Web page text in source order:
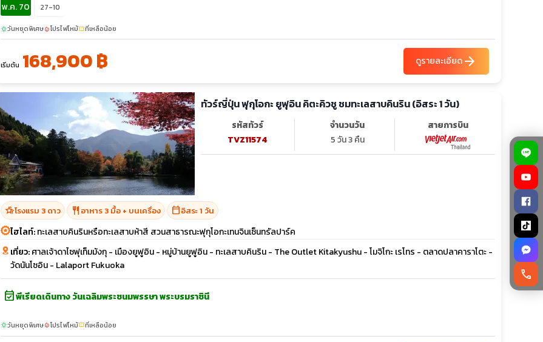
พ.ค. 70
27-10
sunnyวันหยุดพิเศษlocal_fire_departmentโปรไฟไหม้confirmation_numberที่เหลือน้อย
เริ่มต้น 168,900 ฿ ดูรายละเอียดarrow_forward
ทัวร์ญี่ปุ่น ฟุกุโอกะ ยูฟุอิน คิตะคิวชู ชมทะเลสาบคินริน (อิสระ 1 วัน)
รหัสทัวร์
TVZ11574
จำนวนวัน
5 วัน 3 คืน
สายการบิน
hotel_classโรงแรม 3 ดาว restaurant อาหาร 3 มื้อ + บนเครื่อง calendar_todayอิสระ 1 วัน
ไฮไลท์:ทะเลสาบคินรินหรือทะเลสาบห้าสี สวนสาธารณะฟุกุโอกะเทนจินเซ็นทรัลปาร์ค
เที่ยว:ศาลเจ้าดาไซฟุเท็มมังกุ - เมืองยูฟูอิน - หมู่บ้านยูฟูอิน - ทะเลสาบคินริน - The Outlet Kitakyushu - โมจิโกะ เรโทร - ตลาดปลาคาราโตะ -
วัดนันโซอิน - Lalaport Fukuoka
event_availableพีเรียดเดินทาง วันเฉลิมพระชนมพรรษา พระบรมราชินี
sunnyวันหยุดพิเศษlocal_fire_departmentโปรไฟไหม้confirmation_numberที่เหลือน้อย
call